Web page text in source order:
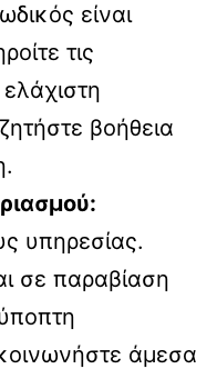
είναι
τις
βοήθεια
υπηρεσίας.
σε παραβίαση
άμεσα